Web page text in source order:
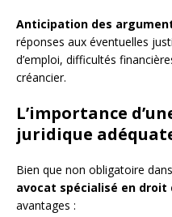
Anticipation des
réponses aux éventuelles
d’emploi, difficultés
créancier.
L’importance
juridique
Bien que non obligatoire
avocat spécialisé en droit
avantages :